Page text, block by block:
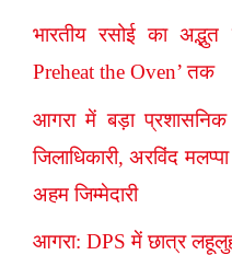
भारतीय रसोई का
Preheat the Oven’ तक
आगरा में बड़ा
जिलाधिकारी, अरविंद
अहम जिम्मेदारी
आगरा: DPS में छात्र